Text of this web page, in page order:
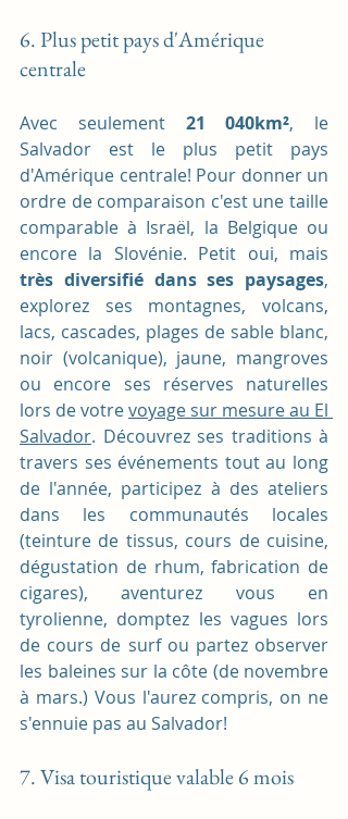
6. Plus petit pays d'Amérique
centrale
Avec seulement 21 040km², le
Salvador est le plus petit pays
d'Amérique centrale! Pour donner un
ordre de comparaison c'est une taille
comparable à Israël, la Belgique ou
très diversifié dans ses paysages,
explorez ses montagnes, volcans,
lacs, cascades, plages de sable blanc,
noir (volcanique), jaune, mangroves
ou encore ses réserves naturelles
lors de votre voyage sur mesure au El
Salvador. Découvrez ses traditions à
travers ses événements tout au long
de l'année, participez à des ateliers
dans les communautés locales
(teinture de tissus, cours de cuisine,
dégustation de rhum, fabrication de
cigares), aventurez vous en
tyrolienne, domptez les vagues lors
de cours de surf ou partez observer
les baleines sur la côte (de novembre
à mars.) Vous l'aurez compris, on ne
s'ennuie pas au Salvador!
7. Visa touristique valable 6 mois